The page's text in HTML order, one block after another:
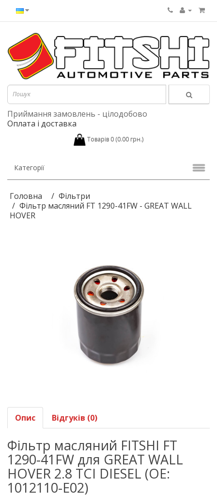
Приймання замовлень - цілодобово
Оплата і доставка
Товарів 0 (0.00 грн.)
Категорії
Головна
Фільтри
Фільтр масляний FT 1290-41FW - GREAT WALL
HOVER
Опис Відгуків (0)
Фільтр масляний FITSHI FT
1290-41FW для GREAT WALL
HOVER 2.8 TCI DIESEL (OE:
1012110-E02)